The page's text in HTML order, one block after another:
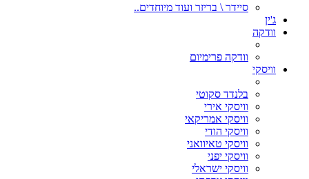
סיידר \ בריזר ועוד מיוחדים..
ג'ין
וודקה
וודקה פרימיום
וויסקי
בלנדד סקוטי
וויסקי אירי
וויסקי אמריקאי
וויסקי הודי
וויסקי טאיוואני
וויסקי יפני
וויסקי ישראלי